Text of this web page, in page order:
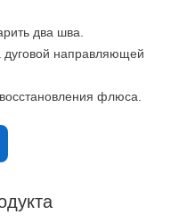
два шва.
дуговой направляющей
флюса.